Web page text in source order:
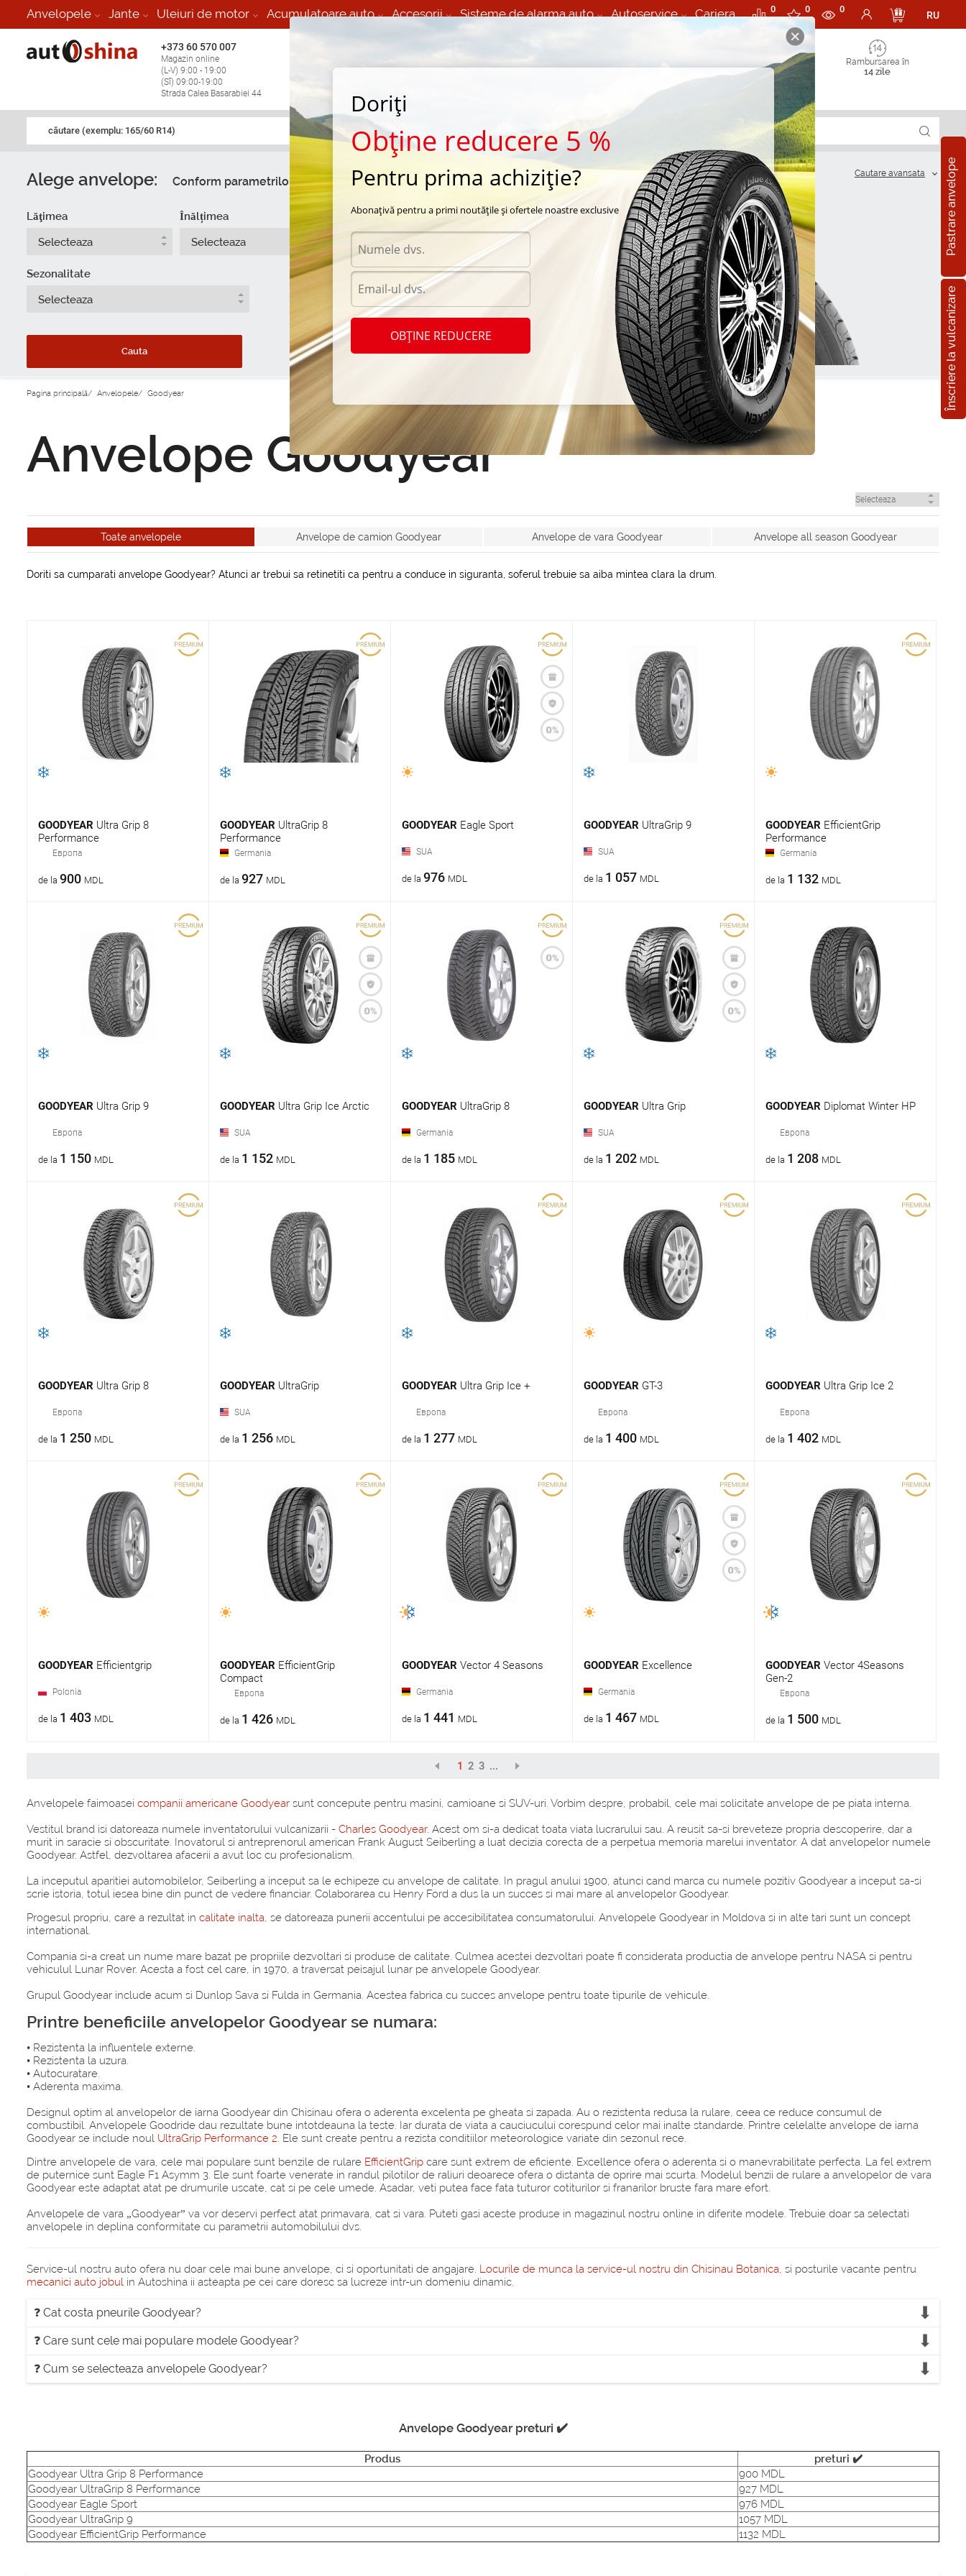
Anvelopele Jante Uleiuri de motor Acumulatoare auto Accesorii Sisteme de alarma auto Autoservice Cariera 0 0 0
RU
+373 60 570 007
Magazin online
(L-V) 9:00 - 19:00
(Sî) 09:00-19:00
Strada Calea Basarabiei 44
stop în toate regiunile
(L-V) 9:00 - 19:00
Rambursarea în
14 zile
căutare (exemplu: 165/60 R14)
Pastrare anvelope
Înscriere la vulcanizare
Alege anvelope: Conform parametrilor Dupa automobil
Cautare аvansata
Lăţimea
Selecteaza
Înălțimea
Selecteaza
Diametru
Selecteaza
Sezonalitate
Selecteaza
Cauta Resetează filtrul
?
185/
65R15
Pagina principală/ Anvelopele/ Goodyear
Anvelope Goodyear
Toate anvelopele Anvelope de camion Goodyear Anvelope de vara Goodyear Anvelope all season Goodyear
Doriti sa cumparati anvelope Goodyear? Atunci ar trebui sa retinetiti ca pentru a conduce in siguranta, soferul trebuie sa aiba mintea clara la drum.
GOODYEAR Ultra Grip 8
Performance
Европа
de la 900 MDL
GOODYEAR UltraGrip 8
Performance
Germania
de la 927 MDL
GOODYEAR Eagle Sport
SUA
de la 976 MDL
GOODYEAR UltraGrip 9
SUA
de la 1 057 MDL
GOODYEAR EfficientGrip
Performance
Germania
de la 1 132 MDL
GOODYEAR Ultra Grip 9
Европа
de la 1 150 MDL
GOODYEAR Ultra Grip Ice Arctic
SUA
de la 1 152 MDL
GOODYEAR UltraGrip 8
Germania
de la 1 185 MDL
GOODYEAR Ultra Grip
SUA
de la 1 202 MDL
GOODYEAR Diplomat Winter HP
Европа
de la 1 208 MDL
GOODYEAR Ultra Grip 8
Европа
de la 1 250 MDL
GOODYEAR UltraGrip
SUA
de la 1 256 MDL
GOODYEAR Ultra Grip Ice +
Европа
de la 1 277 MDL
GOODYEAR GT-3
Европа
de la 1 400 MDL
GOODYEAR Ultra Grip Ice 2
Европа
de la 1 402 MDL
GOODYEAR Efficientgrip
Polonia
de la 1 403 MDL
GOODYEAR EfficientGrip
Compact
Европа
de la 1 426 MDL
GOODYEAR Vector 4 Seasons
Germania
de la 1 441 MDL
GOODYEAR Excellence
Germania
de la 1 467 MDL
GOODYEAR Vector 4Seasons
Gen-2
Европа
de la 1 500 MDL
1 2 3 ...
Anvelopele faimoasei companii americane Goodyear sunt concepute pentru masini, camioane si SUV-uri. Vorbim despre, probabil, cele mai solicitate anvelope de pe piata interna.
Vestitul brand isi datoreaza numele inventatorului vulcanizarii - Charles Goodyear. Acest om si-a dedicat toata viata lucrarului sau. A reusit sa-si breveteze propria descoperire, dar a
murit in saracie si obscuritate. Inovatorul si antreprenorul american Frank August Seiberling a luat decizia corecta de a perpetua memoria marelui inventator. A dat anvelopelor numele
Goodyear. Astfel, dezvoltarea afacerii a avut loc cu profesionalism.
La inceputul aparitiei automobilelor, Seiberling a inceput sa le echipeze cu anvelope de calitate. In pragul anului 1900, atunci cand marca cu numele pozitiv Goodyear a inceput sa-si
scrie istoria, totul iesea bine din punct de vedere financiar. Colaborarea cu Henry Ford a dus la un succes si mai mare al anvelopelor Goodyear.
Progesul propriu, care a rezultat in calitate inalta, se datoreaza punerii accentului pe accesibilitatea consumatorului. Anvelopele Goodyear in Moldova si in alte tari sunt un concept
international.
Compania si-a creat un nume mare bazat pe propriile dezvoltari si produse de calitate. Culmea acestei dezvoltari poate fi considerata productia de anvelope pentru NASA si pentru
vehiculul Lunar Rover. Acesta a fost cel care, in 1970, a traversat peisajul lunar pe anvelopele Goodyear.
Grupul Goodyear include acum si Dunlop Sava si Fulda in Germania. Acestea fabrica cu succes anvelope pentru toate tipurile de vehicule.
Printre beneficiile anvelopelor Goodyear se numara:
• Rezistenta la influentele externe.
• Rezistenta la uzura.
• Autocuratare.
• Aderenta maxima.
Designul optim al anvelopelor de iarna Goodyear din Chisinau ofera o aderenta excelenta pe gheata si zapada. Au o rezistenta redusa la rulare, ceea ce reduce consumul de
combustibil. Anvelopele Goodride dau rezultate bune intotdeauna la teste. Iar durata de viata a cauciucului corespund celor mai inalte standarde. Printre celelalte anvelope de iarna
Goodyear se include noul UltraGrip Performance 2. Ele sunt create pentru a rezista conditiilor meteorologice variate din sezonul rece.
Dintre anvelopele de vara, cele mai populare sunt benzile de rulare EfficientGrip care sunt extrem de eficiente. Excellence ofera o aderenta si o manevrabilitate perfecta. La fel extrem
de puternice sunt Eagle F1 Asymm 3. Ele sunt foarte venerate in randul pilotilor de raliuri deoarece ofera o distanta de oprire mai scurta. Modelul benzii de rulare a anvelopelor de vara
Goodyear este adaptat atat pe drumurile uscate, cat si pe cele umede. Asadar, veti putea face fata tuturor cotiturilor si franarilor bruste fara mare efort.
Anvelopele de vara „Goodyear” va vor deservi perfect atat primavara, cat si vara. Puteti gasi aceste produse in magazinul nostru online in diferite modele. Trebuie doar sa selectati
anvelopele in deplina conformitate cu parametrii automobilului dvs.
Service-ul nostru auto ofera nu doar cele mai bune anvelope, ci si oportunitati de angajare. Locurile de munca la service-ul nostru din Chisinau Botanica, si posturile vacante pentru
mecanici auto jobul in Autoshina ii asteapta pe cei care doresc sa lucreze intr-un domeniu dinamic.
❓ Cat costa pneurile Goodyear?
❓ Care sunt cele mai populare modele Goodyear?
❓ Cum se selecteaza anvelopele Goodyear?
Anvelope Goodyear preturi ✔️
Produs
preturi ✔️
Goodyear Ultra Grip 8 Performance
900 MDL
Goodyear UltraGrip 8 Performance
927 MDL
Goodyear Eagle Sport
976 MDL
Goodyear UltraGrip 9
1057 MDL
Goodyear EfficientGrip Performance
1132 MDL
Doriți
Obține reducere 5 %
Pentru prima achiziție?
Abonațivă pentru a primi noutățile și ofertele noastre exclusive
OBȚINE REDUCERE